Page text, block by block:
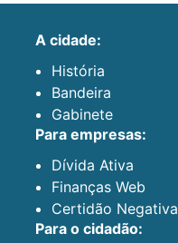
a cidade:
História
Bandeira
Gabinete
para empresas:
Dívida Ativa
Finanças Web
Certidão Negativa
para o cidadão: